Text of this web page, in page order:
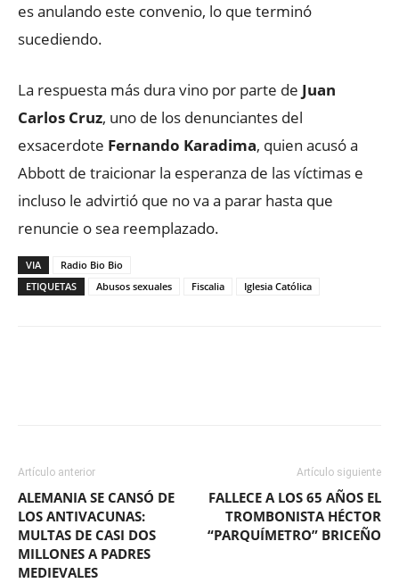
es anulando este convenio, lo que terminó
sucediendo.
La respuesta más dura vino por parte de Juan
Carlos Cruz, uno de los denunciantes del
exsacerdote Fernando Karadima, quien acusó a
Abbott de traicionar la esperanza de las víctimas e
incluso le advirtió que no va a parar hasta que
renuncie o sea reemplazado.
VIA
Radio Bio Bio
ETIQUETAS
Abusos sexuales Fiscalia Iglesia Católica
Artículo anterior
ALEMANIA SE CANSÓ DE
LOS ANTIVACUNAS:
MULTAS DE CASI DOS
MILLONES A PADRES
MEDIEVALES
Artículo siguiente
FALLECE A LOS 65 AÑOS EL
TROMBONISTA HÉCTOR
“PARQUÍMETRO” BRICEÑO